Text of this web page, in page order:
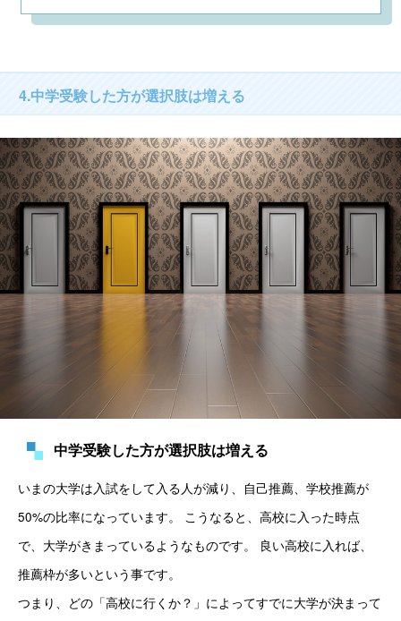
4.中学受験した方が選択肢は増える
中学受験した方が選択肢は増える
いまの大学は入試をして入る人が減り、自己推薦、学校推薦が
50%の比率になっています。 こうなると、高校に入った時点
で、大学がきまっているようなものです。 良い高校に入れば、
推薦枠が多いという事です。
つまり、どの「高校に行くか？」によってすでに大学が決まって